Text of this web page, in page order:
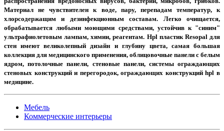
Материал не чувствителен к воде, пару, перепадам температур, к
хлорсодержащим и дезинфекционным составам. Легко очищается,
обрабатывается любыми моющими средствами, устойчив к "синим"
ультрафиолетовым лампам, химии, реагентам. Hpl пластик Resopal для
стен имеют великолепный дизайн и глубину цвета, самая большая
коллекция для медицинского применения, облицовочные панели с белым
ядром, потолочные панели, стеновые панели, системы ограждающих
стеновых конструкций и перегородок, ограждающих конструкций hpl в
медицине.
Мебель
Коммерческие интерьеры